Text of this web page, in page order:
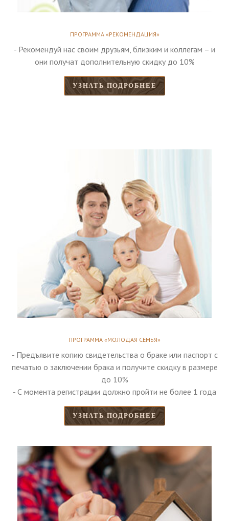
ПРОГРАММА «РЕКОМЕНДАЦИЯ»
- Рекомендуй нас своим друзьям, близким и коллегам – и
они получат дополнительную скидку до 10%
УЗНАТЬ ПОДРОБНЕЕ
ПРОГРАММА «МОЛОДАЯ СЕМЬЯ»
- Предъявите копию свидетельства о браке или паспорт с
печатью о заключении брака и получите скидку в размере
до 10%
- С момента регистрации должно пройти не более 1 года
УЗНАТЬ ПОДРОБНЕЕ